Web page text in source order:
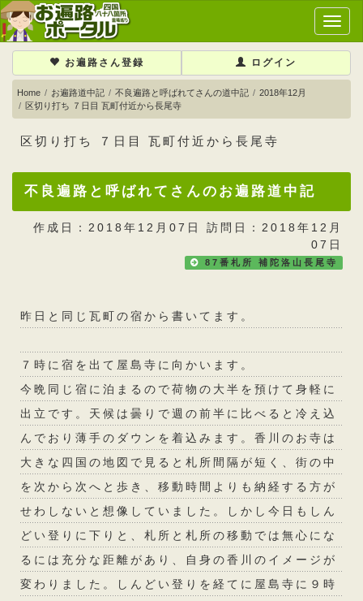
メ
イ
メ
お遍路さん登録 ログイン
Home お遍路道中記 不良遍路と呼ばれてさんの道中記
2018年12月
区切り打ち ７日目 瓦町付近から長尾寺
区切り打ち ７日目 瓦町付近から長尾寺
不良遍路と呼ばれてさんのお遍路道中記
作成日：2018年12月07日 訪問日：2018年12月
07日
87番札所 補陀洛山長尾寺
昨日と同じ瓦町の宿から書いてます。
７時に宿を出て屋島寺に向かいます。
今晩同じ宿に泊まるので荷物の大半を預けて身軽に
出立です。天候は曇りで週の前半に比べると冷え込
んでおり薄手のダウンを着込みます。香川のお寺は
大きな四国の地図で見ると札所間隔が短く、街の中
を次から次へと歩き、移動時間よりも納経する方が
せわしないと想像していました。しかし今日もしん
どい登りに下りと、札所と札所の移動では無心にな
るには充分な距離があり、自身の香川のイメージが
変わりました。しんどい登りを経てに屋島寺に９時